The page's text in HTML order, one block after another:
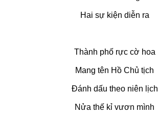
Hai sự kiện diễn ra
Thành phố rực cờ hoa
Mang tên Hồ Chủ tịch
Đánh dấu theo niên lịch
Nửa thế kỉ vươn mình